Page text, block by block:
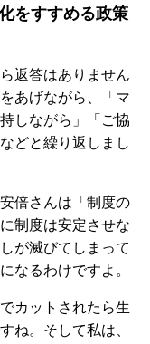
をすすめる政策
返答はありません
あげながら、「マ
しながら」「ご協
どと繰り返しまし
倍さんは「制度の
制度は安定させな
が滅びてしまって
なるわけですよ。
カットされたら生
ね。そして私は、